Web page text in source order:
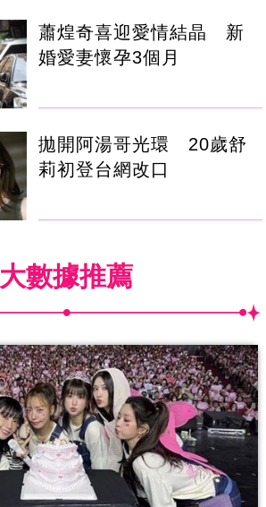
蕭煌奇喜迎愛情結晶 新
婚愛妻懷孕3個月
拋開阿湯哥光環 20歲舒
莉初登台網改口
大數據推薦